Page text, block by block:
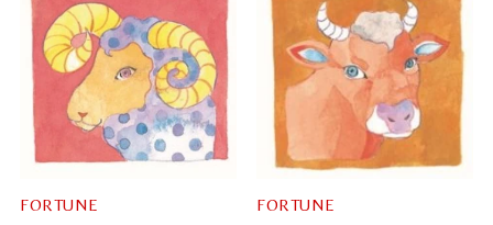
FORTUNE FORTUNE